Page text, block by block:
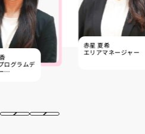
ログラムデ
赤星 夏希
エリアマネージャー